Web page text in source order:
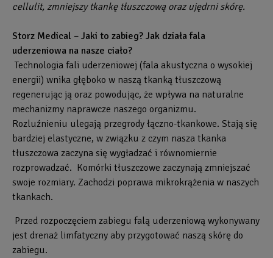
cellulit, zmniejszy tkankę tłuszczową oraz ujędrni skórę.
Storz Medical – Jaki to zabieg? Jak działa fala
uderzeniowa na nasze ciało?
Technologia fali uderzeniowej (fala akustyczna o wysokiej
energii) wnika głęboko w naszą tkanką tłuszczową
regenerując ją oraz powodując, że wpływa na naturalne
mechanizmy naprawcze naszego organizmu.
Rozluźnieniu ulegają przegrody łączno-tkankowe. Stają się
bardziej elastyczne, w związku z czym nasza tkanka
tłuszczowa zaczyna się wygładzać i równomiernie
rozprowadzać. Komórki tłuszczowe zaczynają zmniejszać
swoje rozmiary. Zachodzi poprawa mikrokrążenia w naszych
tkankach.
Przed rozpoczęciem zabiegu falą uderzeniową wykonywany
jest drenaż limfatyczny aby przygotować naszą skórę do
zabiegu.